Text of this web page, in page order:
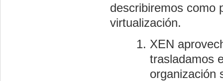
describiremos como
virtualización.
XEN
trasladamos
organización